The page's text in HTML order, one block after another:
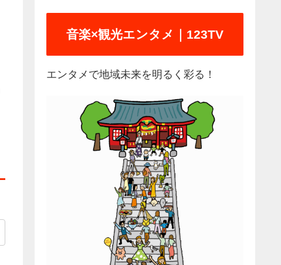
音楽×観光エンタメ｜123TV
エンタメで地域未来を明るく彩る！